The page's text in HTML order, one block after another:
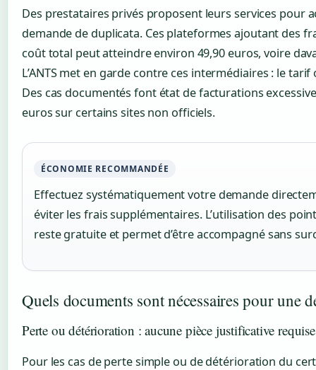
Des prestataires privés proposent leurs services pour
demande de duplicata. Ces plateformes ajoutant des
coût total peut atteindre environ 49,90 euros, voire
L’ANTS met en garde contre ces intermédiaires : le
Des cas documentés font état de facturations
euros sur certains sites non officiels.
ÉCONOMIE RECOMMANDÉE
Effectuez systématiquement votre demande
éviter les frais supplémentaires. L’utilisation des
reste gratuite et permet d’être accompagné sans
Quels documents sont nécessaires pour une
Perte ou détérioration : aucune pièce justificative requise
Pour les cas de perte simple ou de détérioration du